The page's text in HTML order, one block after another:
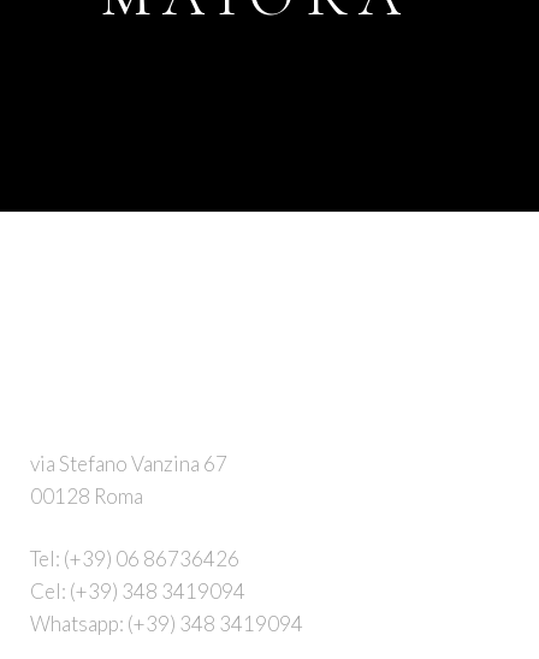
via Stefano Vanzina 67
00128 Roma
Tel: (+39) 06 86736426
Cel: (+39) 348 3419094
Whatsapp: (+39) 348 3419094